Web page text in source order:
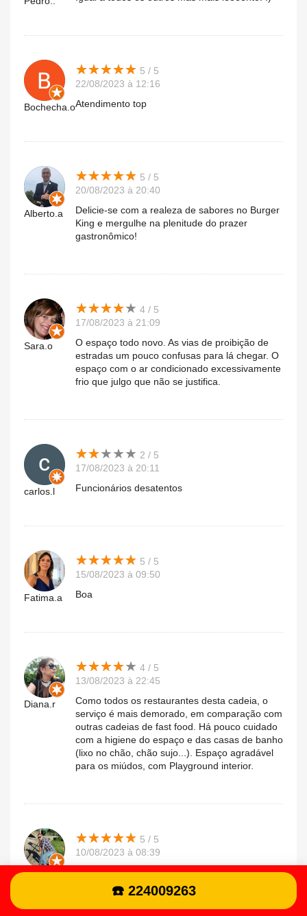
Bochecha.o
★★★★★
★★★★★ 5 / 5
22/08/2023 à 12:16
Atendimento top
Alberto.a
★★★★★
★★★★★ 5 / 5
20/08/2023 à 20:40
Delicie-se com a realeza de sabores no Burger
King e mergulhe na plenitude do prazer
gastronômico!
Sara.o
★★★★★
★★★★★ 4 / 5
17/08/2023 à 21:09
O espaço todo novo. As vias de proibição de
estradas um pouco confusas para lá chegar. O
espaço com o ar condicionado excessivamente
frio que julgo que não se justifica.
carlos.l
★★★★★
★★★★★ 2 / 5
17/08/2023 à 20:11
Funcionários desatentos
Fatima.a
★★★★★
★★★★★ 5 / 5
15/08/2023 à 09:50
Boa
Diana.r
★★★★★
★★★★★ 4 / 5
13/08/2023 à 22:45
Como todos os restaurantes desta cadeia, o
serviço é mais demorado, em comparação com
outras cadeias de fast food. Há pouco cuidado
com a higiene do espaço e das casas de banho
(lixo no chão, chão sujo...). Espaço agradável
para os miúdos, com Playground interior.
Hugo.a
★★★★★
★★★★★ 5 / 5
10/08/2023 à 08:39
Comida muito boa..único problema é quando
pedimos pedidos especiais muitas vezes
parece que não ouvem..
☎️ 224009263